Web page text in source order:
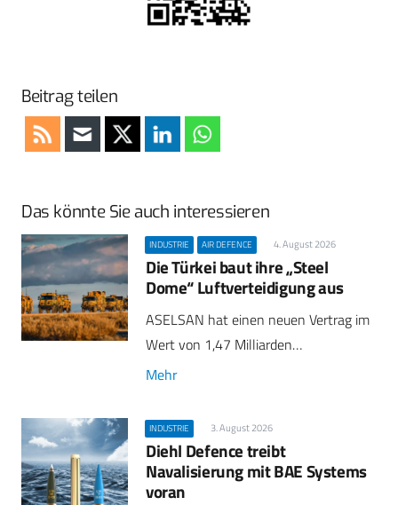
Beitrag teilen
Das könnte Sie auch interessieren
INDUSTRIE AIR DEFENCE 4. August 2026
Die Türkei baut ihre „Steel
Dome“ Luftverteidigung aus
ASELSAN hat einen neuen Vertrag im
Wert von 1,47 Milliarden…
Mehr
INDUSTRIE 3. August 2026
Diehl Defence treibt
Navalisierung mit BAE Systems
voran